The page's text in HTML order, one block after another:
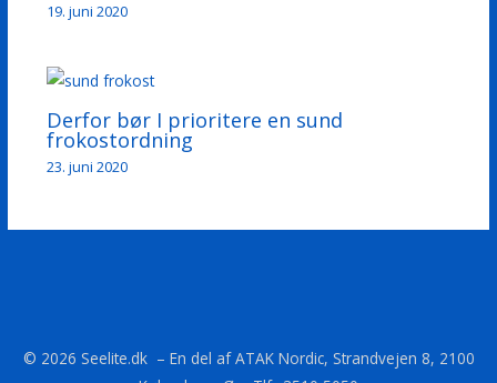
19. juni 2020
Derfor bør I prioritere en sund
frokostordning
23. juni 2020
© 2026 Seelite.dk – En del af ATAK Nordic, Strandvejen 8, 2100